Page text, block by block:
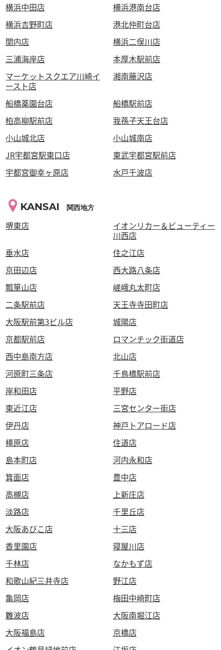
横浜中田店
横浜港南台店
横浜吉野町店
港北仲町台店
関内店
横浜二俣川店
三浦海岸店
本厚木駅前店
マーケットスクエア川崎イ
ースト店
湘南藤沢店
船橋薬園台店
船橋駅前店
柏高柳駅前店
我孫子天王台店
小山城北店
小山城南店
JR宇都宮駅東口店
東武宇都宮駅前店
宇都宮御幸ヶ原店
水戸千波店
KANSAI 関西地方
堺東店
イオンリカー＆ビューティー
川西店
垂水店
住之江店
京田辺店
西大路八条店
瓢箪山店
嵯峨丸太町店
二条駅前店
天王寺寺田町店
大阪駅前第3ビル店
城陽店
京都駅前店
ロマンチック街道店
西中島南方店
北山店
河原町三条店
千鳥橋駅前店
岸和田店
平野店
東近江店
三宮センター街店
伊丹店
神戸トアロード店
橿原店
住道店
島本町店
河内永和店
箕面店
豊中店
高槻店
上新庄店
淡路店
千里丘店
大阪あびこ店
十三店
香里園店
寝屋川店
千林店
なかもず店
和歌山紀三井寺店
野江店
亀岡店
梅田中崎町店
難波店
大阪南堀江店
大阪福島店
京橋店